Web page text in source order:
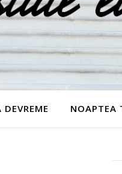
NOAPTEA